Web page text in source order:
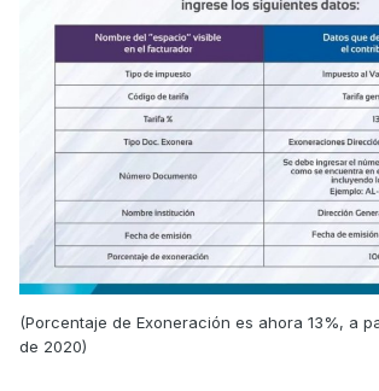
(Porcentaje de Exoneración es ahora 13%, a
de 2020)